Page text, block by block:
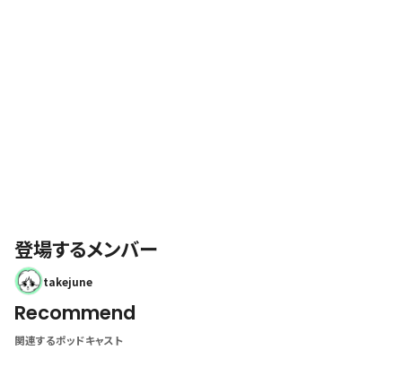
登場するメンバー
takejune
Recommend
関連するポッドキャスト